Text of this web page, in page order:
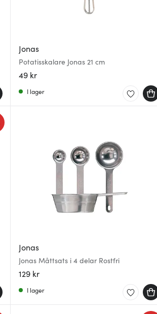
Jonas
Potatisskalare Jonas 21 cm
49 kr
I lager
Jonas
Jonas Måttsats i 4 delar Rostfri
129 kr
I lager